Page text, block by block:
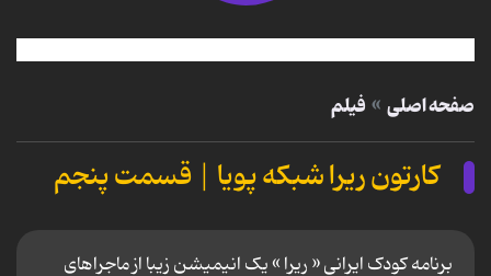
صفحه اصلی فیلم
کارتون ریرا شبکه پویا | قسمت پنجم
برنامه کودک ایرانی « ریرا » یک انیمیشن زیبا از ماجراهای